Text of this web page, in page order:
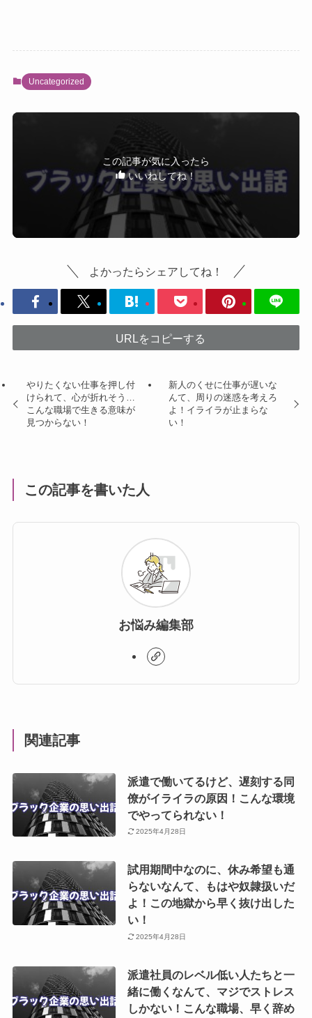
Uncategorized
この記事が気に入ったら
いいねしてね！
よかったらシェアしてね！
URLをコピーする
やりたくない仕事を押し付
けられて、心が折れそう…
こんな職場で生きる意味が
見つからない！
新人のくせに仕事が遅いな
んて、周りの迷惑を考えろ
よ！イライラが止まらな
い！
この記事を書いた人
お悩み編集部
関連記事
派遣で働いてるけど、遅刻する同
僚がイライラの原因！こんな環境
でやってられない！
2025年4月28日
試用期間中なのに、休み希望も通
らないなんて、もはや奴隷扱いだ
よ！この地獄から早く抜け出した
い！
2025年4月28日
派遣社員のレベル低い人たちと一
緒に働くなんて、マジでストレス
しかない！こんな職場、早く辞め